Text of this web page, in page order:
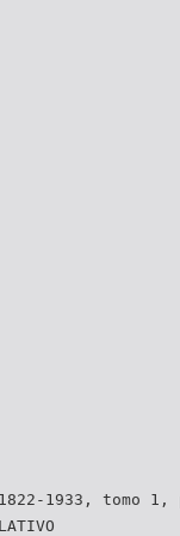
1933, tomo 1,